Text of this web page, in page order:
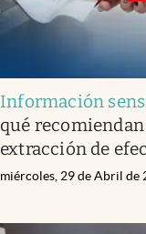
El Cronista Studio
abre en nueva pestaña
Argentina
Información
qué
extracción de
miércoles, 29 de Abril de